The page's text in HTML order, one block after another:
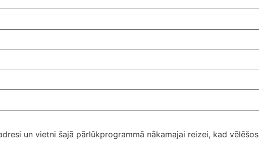
un vietni šajā pārlūkprogrammā nākamajai reizei, kad vēlēšos